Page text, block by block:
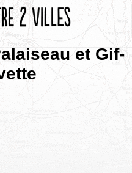
et Gif-